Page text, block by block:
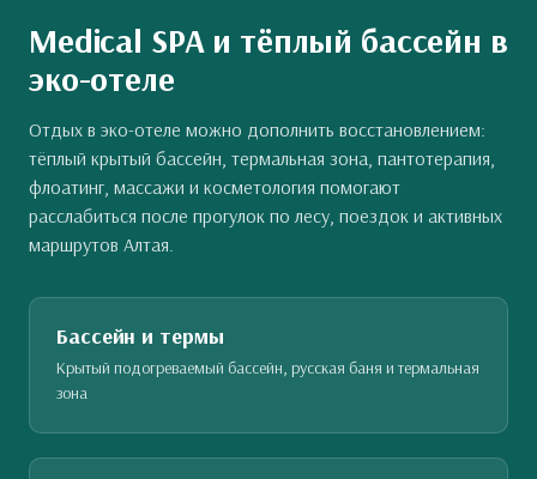
Medical SPA и тёплый бассейн в
эко-отеле
Отдых в эко-отеле можно дополнить восстановлением:
тёплый крытый бассейн, термальная зона, пантотерапия,
флоатинг, массажи и косметология помогают
расслабиться после прогулок по лесу, поездок и активных
маршрутов Алтая.
Бассейн и термы
Крытый подогреваемый бассейн, русская баня и термальная
зона